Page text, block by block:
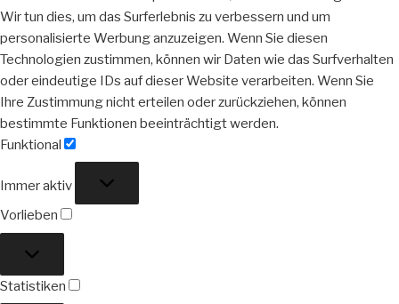
Wir tun dies, um das Surferlebnis zu verbessern und um
personalisierte Werbung anzuzeigen. Wenn Sie diesen
Technologien zustimmen, können wir Daten wie das Surfverhalten
oder eindeutige IDs auf dieser Website verarbeiten. Wenn Sie
Ihre Zustimmung nicht erteilen oder zurückziehen, können
bestimmte Funktionen beeinträchtigt werden.
Funktional
Immer aktiv
Vorlieben
Statistiken